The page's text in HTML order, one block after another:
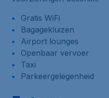
Gratis WiFi
Bagagekluizen
Airport lounges
Openbaar vervoer
Taxi
Parkeergelegenheid